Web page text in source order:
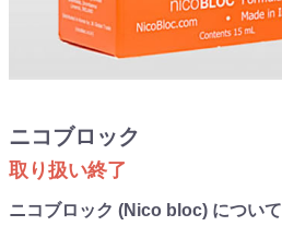
ニコブロック
取り扱い終了
ニコブロック (Nico bloc) について